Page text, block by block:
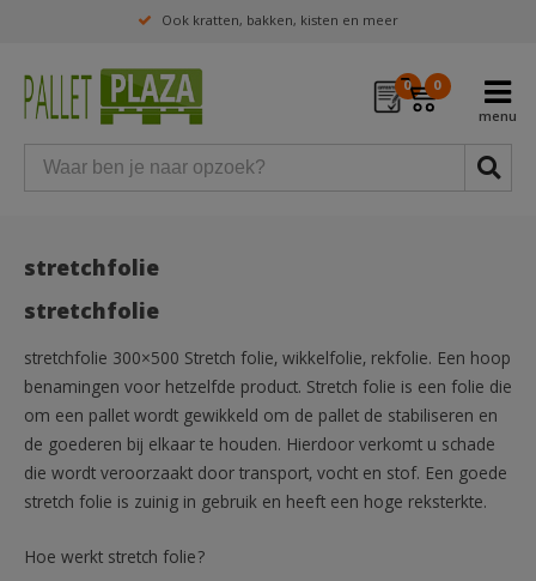
Ook kratten, bakken, kisten en meer
0 0
stretchfolie
stretchfolie
stretchfolie 300×500 Stretch folie, wikkelfolie, rekfolie. Een hoop
benamingen voor hetzelfde product. Stretch folie is een folie die
om een pallet wordt gewikkeld om de pallet de stabiliseren en
de goederen bij elkaar te houden. Hierdoor verkomt u schade
die wordt veroorzaakt door transport, vocht en stof. Een goede
stretch folie is zuinig in gebruik en heeft een hoge reksterkte.
Hoe werkt stretch folie?